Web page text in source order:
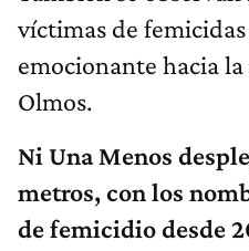
víctimas de
emocionante hacia
Olmos.
Ni Una Menos
metros, con los
de femicidio desde